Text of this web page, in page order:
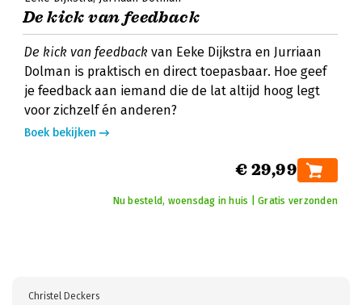
De kick van feedback
De kick van feedback van Eeke Dijkstra en Jurriaan
Dolman is praktisch en direct toepasbaar. Hoe geef
je feedback aan iemand die de lat altijd hoog legt
voor zichzelf én anderen?
Boek bekijken
€ 29,99
Nu besteld, woensdag in huis | Gratis verzonden
Christel Deckers